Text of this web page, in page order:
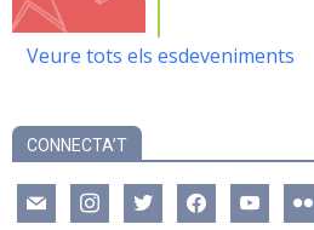
Veure tots els esdeveniments
CONNECTA’T
mail instagramtwitter facebookyoutube flickr